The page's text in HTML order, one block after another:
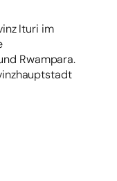
Ituri im
Rwampara.